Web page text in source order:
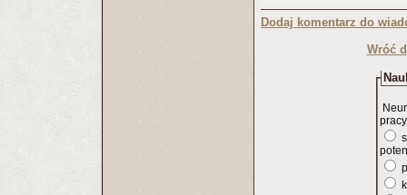
Dodaj komentarz do
Wróć